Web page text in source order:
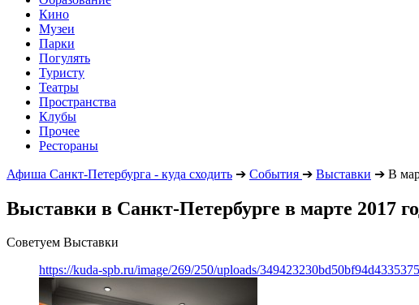
Кино
Музеи
Парки
Погулять
Туристу
Театры
Пространства
Клубы
Прочее
Рестораны
Афиша Санкт-Петербурга - куда сходить ➔ События ➔ Выставки ➔ В
Выставки в Санкт-Петербурге в марте 2017
Советуем Выставки
https://kuda-spb.ru/image/269/250/uploads/